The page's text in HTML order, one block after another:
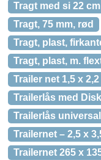
Tragt med si 22 cm
Tragt, 75 mm, rød
Tragt, plast,
Tragt, plast, m.
Trailer net 1,5 x
Trailerlås med
Trailerlås
Trailernet – 2,5 x
Trailernet 265 x